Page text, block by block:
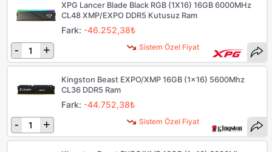
Sistem Özel Fiyat
XPG Lancer Blade Black RGB (1X16) 16GB 6000MHz
CL48 XMP/EXPO DDR5 Kutusuz Ram
Fark: -46.252,38₺
- +
Sistem Özel Fiyat
Kingston Beast EXPO/XMP 16GB (1x16) 5600Mhz
CL36 DDR5 Ram
Fark: -44.752,38₺
- +